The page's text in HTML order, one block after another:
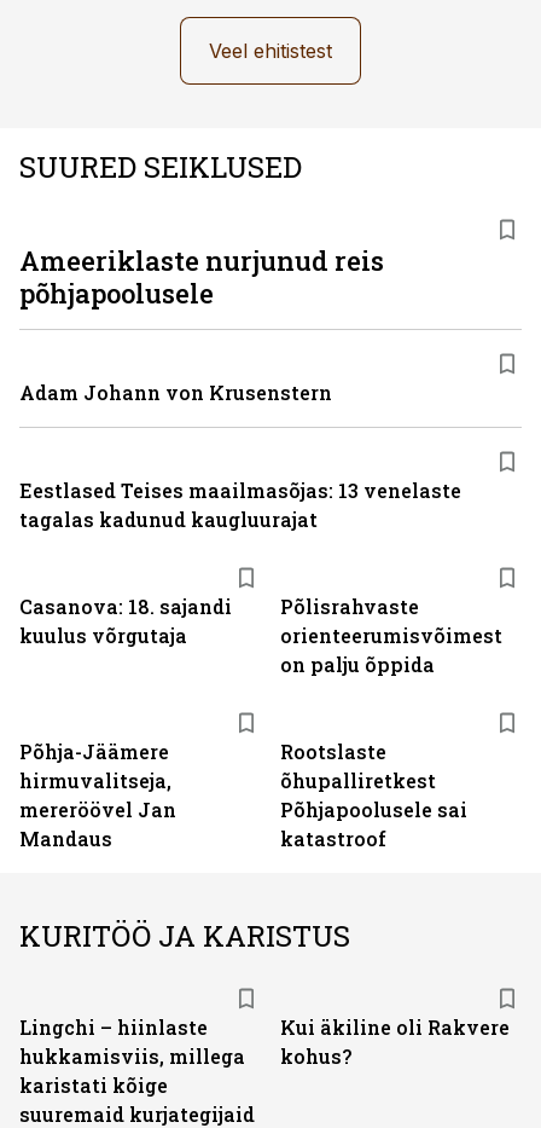
Veel ehitistest
SUURED SEIKLUSED
Casanova: 18. sajandi
kuulus võrgutaja
Põlisrahvaste
orienteerumisvõimest
on palju õppida
Põhja-Jäämere
hirmuvalitseja,
mereröövel Jan
Mandaus
Rootslaste
õhupalliretkest
Põhjapoolusele sai
katastroof
Ameeriklaste nurjunud reis
põhjapoolusele
Adam Johann von Krusenstern
Eestlased Teises maailmasõjas: 13 venelaste
tagalas kadunud kaugluurajat
KURITÖÖ JA KARISTUS
Lingchi – hiinlaste
hukkamisviis, millega
karistati kõige
suuremaid kurjategijaid
Kui äkiline oli Rakvere
kohus?